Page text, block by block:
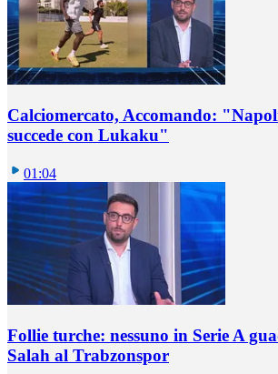
Calciomercato, Accomando:
succede con Lukaku"
01:04
Follie turche: nessuno in Serie A
Salah al Trabzonspor